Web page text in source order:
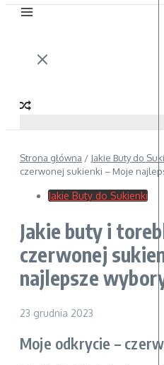
Strona główna / Jakie Buty do
czerwonej sukienki – Moje
Jakie Buty do Sukienki
Jakie buty i
czerwonej
najlepsze
23 grudnia 2023
Moje odkrycie –